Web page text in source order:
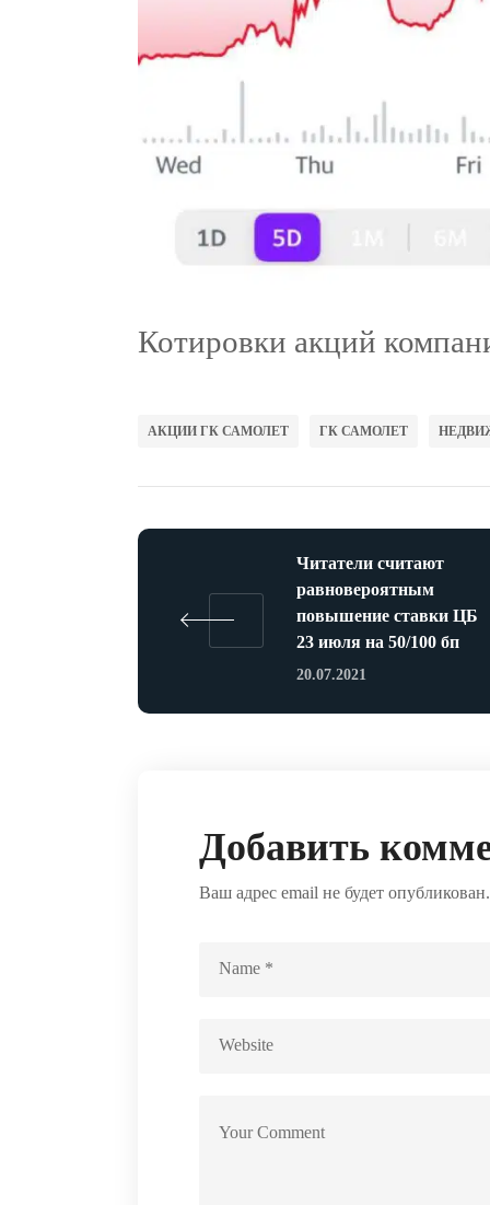
Котировки акций
АКЦИИ ГК САМОЛЕТ ГК САМОЛЕТ
Читатели считают
равновероятным
повышение ставки ЦБ
23 июля на 50/100 бп
20.07.2021
Добавить
Ваш адрес email не будет опубликован.